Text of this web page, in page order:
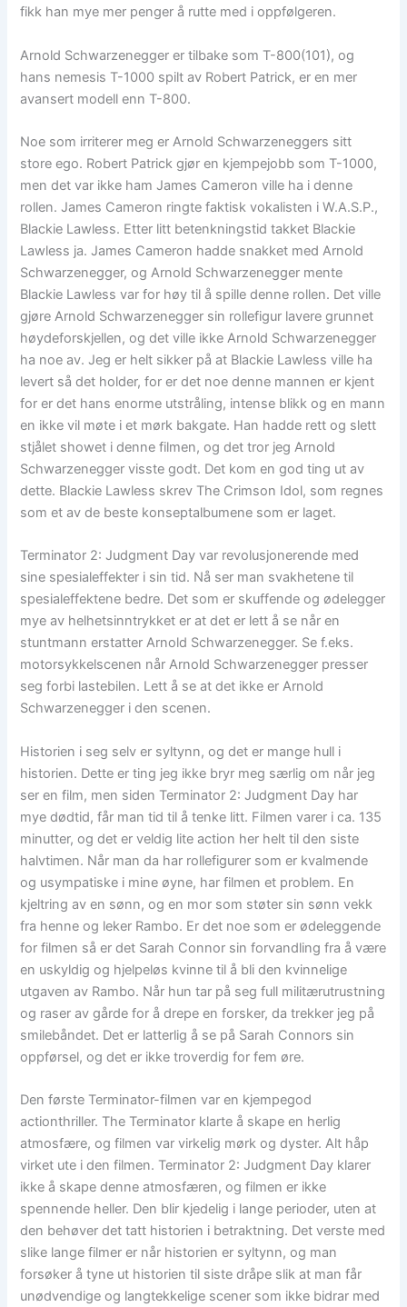
fikk han mye mer penger å rutte med i oppfølgeren.
Arnold Schwarzenegger er tilbake som T-800(101), og
hans nemesis T-1000 spilt av Robert Patrick, er en mer
avansert modell enn T-800.
Noe som irriterer meg er Arnold Schwarzeneggers sitt
store ego. Robert Patrick gjør en kjempejobb som T-1000,
men det var ikke ham James Cameron ville ha i denne
rollen. James Cameron ringte faktisk vokalisten i W.A.S.P.,
Blackie Lawless. Etter litt betenkningstid takket Blackie
Lawless ja. James Cameron hadde snakket med Arnold
Schwarzenegger, og Arnold Schwarzenegger mente
Blackie Lawless var for høy til å spille denne rollen. Det ville
gjøre Arnold Schwarzenegger sin rollefigur lavere grunnet
høydeforskjellen, og det ville ikke Arnold Schwarzenegger
ha noe av. Jeg er helt sikker på at Blackie Lawless ville ha
levert så det holder, for er det noe denne mannen er kjent
for er det hans enorme utstråling, intense blikk og en mann
en ikke vil møte i et mørk bakgate. Han hadde rett og slett
stjålet showet i denne filmen, og det tror jeg Arnold
Schwarzenegger visste godt. Det kom en god ting ut av
dette. Blackie Lawless skrev The Crimson Idol, som regnes
som et av de beste konseptalbumene som er laget.
Terminator 2: Judgment Day var revolusjonerende med
sine spesialeffekter i sin tid. Nå ser man svakhetene til
spesialeffektene bedre. Det som er skuffende og ødelegger
mye av helhetsinntrykket er at det er lett å se når en
stuntmann erstatter Arnold Schwarzenegger. Se f.eks.
motorsykkelscenen når Arnold Schwarzenegger presser
seg forbi lastebilen. Lett å se at det ikke er Arnold
Schwarzenegger i den scenen.
Historien i seg selv er syltynn, og det er mange hull i
historien. Dette er ting jeg ikke bryr meg særlig om når jeg
ser en film, men siden Terminator 2: Judgment Day har
mye dødtid, får man tid til å tenke litt. Filmen varer i ca. 135
minutter, og det er veldig lite action her helt til den siste
halvtimen. Når man da har rollefigurer som er kvalmende
og usympatiske i mine øyne, har filmen et problem. En
kjeltring av en sønn, og en mor som støter sin sønn vekk
fra henne og leker Rambo. Er det noe som er ødeleggende
for filmen så er det Sarah Connor sin forvandling fra å være
en uskyldig og hjelpeløs kvinne til å bli den kvinnelige
utgaven av Rambo. Når hun tar på seg full militærutrustning
og raser av gårde for å drepe en forsker, da trekker jeg på
smilebåndet. Det er latterlig å se på Sarah Connors sin
oppførsel, og det er ikke troverdig for fem øre.
Den første Terminator-filmen var en kjempegod
actionthriller. The Terminator klarte å skape en herlig
atmosfære, og filmen var virkelig mørk og dyster. Alt håp
virket ute i den filmen. Terminator 2: Judgment Day klarer
ikke å skape denne atmosfæren, og filmen er ikke
spennende heller. Den blir kjedelig i lange perioder, uten at
den behøver det tatt historien i betraktning. Det verste med
slike lange filmer er når historien er syltynn, og man
forsøker å tyne ut historien til siste dråpe slik at man får
unødvendige og langtekkelige scener som ikke bidrar med